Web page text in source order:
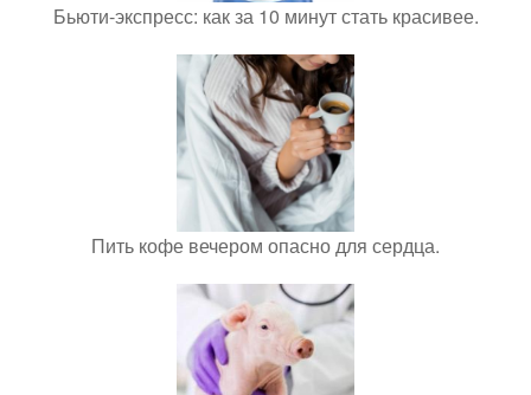
Бьюти-экспресс: как за 10 минут стать красивее.
Пить кофе вечером опасно для сердца.